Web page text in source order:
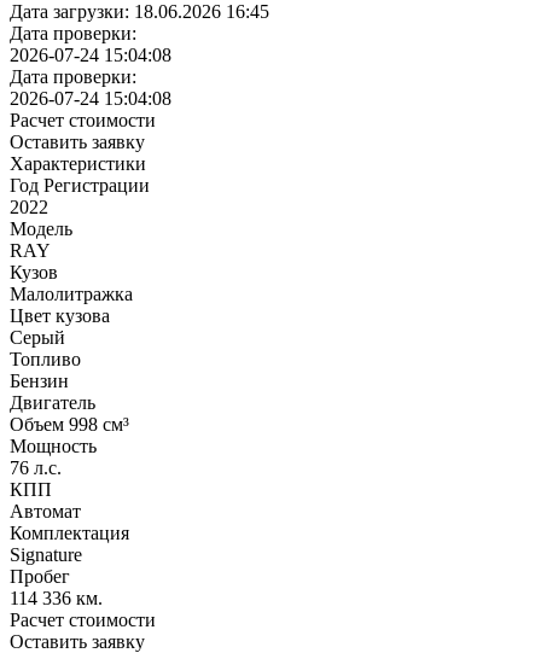
Дата загрузки: 18.06.2026 16:45
Дата проверки:
2026-07-24 15:04:08
Дата проверки:
2026-07-24 15:04:08
Расчет стоимости
Оставить заявку
Характеристики
Год Регистрации
2022
Модель
RAY
Кузов
Малолитражка
Цвет кузова
Серый
Топливо
Бензин
Двигатель
Объем 998 см³
Мощность
76 л.с.
КПП
Автомат
Комплектация
Signature
Пробег
114 336 км.
Расчет стоимости
Оставить заявку